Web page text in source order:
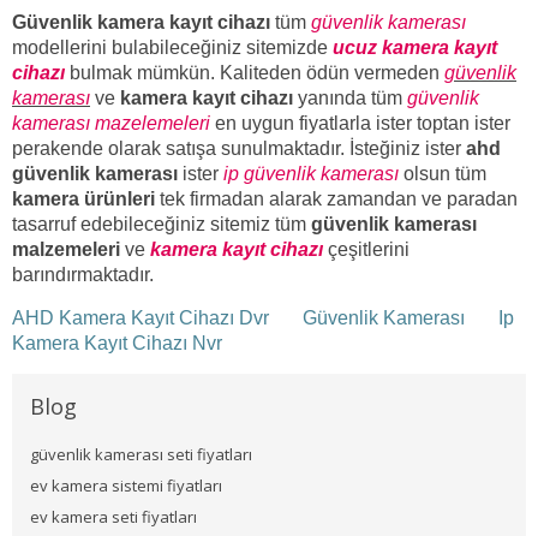
Güvenlik kamera kayıt cihazı tüm güvenlik kamerası
modellerini bulabileceğiniz sitemizde ucuz kamera kayıt
cihazı bulmak mümkün. Kaliteden ödün vermeden güvenlik
kamerası ve kamera kayıt cihazı yanında tüm güvenlik
kamerası mazelemeleri en uygun fiyatlarla ister toptan ister
perakende olarak satışa sunulmaktadır. İsteğiniz ister ahd
güvenlik kamerası ister ip güvenlik kamerası olsun tüm
kamera ürünleri tek firmadan alarak zamandan ve paradan
tasarruf edebileceğiniz sitemiz tüm güvenlik kamerası
malzemeleri ve kamera kayıt cihazı çeşitlerini
barındırmaktadır.
AHD Kamera Kayıt Cihazı Dvr Güvenlik Kamerası
Ip
Kamera Kayıt Cihazı Nvr
Blog
güvenlik kamerası seti fiyatları
ev kamera sistemi fiyatları
ev kamera seti fiyatları